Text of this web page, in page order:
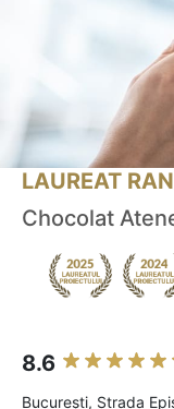
LAUREAT
Chocolat
8.6
Bucureşti, Strada